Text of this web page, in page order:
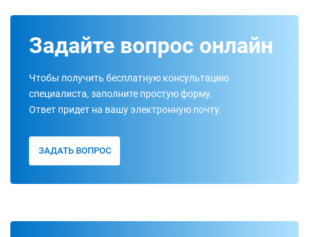
Задайте вопрос онлайн
Чтобы получить бесплатную консультацию
специалиста, заполните простую форму.
Ответ придет на вашу электронную почту.
ЗАДАТЬ ВОПРОС